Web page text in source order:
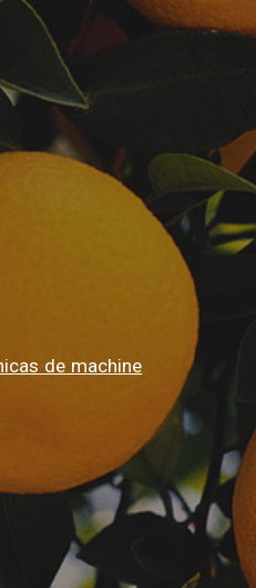
de machine